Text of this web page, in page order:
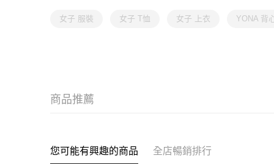
女子 服裝 女子 T恤 女子 上衣 YONA 背
商品推薦
您可能有興趣的商品 全店暢銷排行